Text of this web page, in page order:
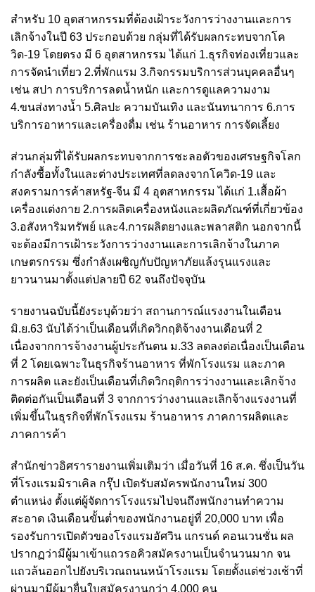
สำหรับ 10 อุตสาหกรรมที่ต้องเฝ้าระวังการว่างงานและการ
เลิกจ้างในปี 63 ประกอบด้วย กลุ่มที่ได้รับผลกระทบจากโค
วิด-19 โดยตรง มี 6 อุตสาหกรรม ได้แก่ 1.ธุรกิจท่องเที่ยวและ
การจัดนําเที่ยว 2.ที่พักแรม 3.กิจกรรมบริการส่วนบุคคลอื่นๆ
เช่น สปา การบริการลดน้ำหนัก และการดูแลความงาม
4.ขนส่งทางน้ำ 5.ศิลปะ ความบันเทิง และนันทนาการ 6.การ
บริการอาหารและเครื่องดื่ม เช่น ร้านอาหาร การจัดเลี้ยง
ส่วนกลุ่มที่ได้รับผลกระทบจากการชะลอตัวของเศรษฐกิจโลก
กำลังซื้อทั้งในและต่างประเทศที่ลดลงจากโควิด-19 และ
สงครามการค้าสหรัฐ-จีน มี 4 อุตสาหกรรม ได้แก่ 1.เสื้อผ้า
เครื่องแต่งกาย 2.การผลิตเครื่องหนังและผลิตภัณฑ์ที่เกี่ยวข้อง
3.อสังหาริมทรัพย์ และ4.การผลิตยางและพลาสติก นอกจากนี้
จะต้องมีการเฝ้าระวังการว่างงานและการเลิกจ้างในภาค
เกษตรกรรม ซึ่งกำลังเผชิญกับปัญหาภัยแล้งรุนแรงและ
ยาวนานมาตั้งแต่ปลายปี 62 จนถึงปัจจุบัน
รายงานฉบับนี้ยังระบุด้วยว่า สถานการณ์แรงงานในเดือน
มิ.ย.63 นับได้ว่าเป็นเดือนที่เกิดวิกฤติจ้างงานเดือนที่ 2
เนื่องจากการจ้างงานผู้ประกันตน ม.33 ลดลงต่อเนื่องเป็นเดือน
ที่ 2 โดยเฉพาะในธุรกิจร้านอาหาร ที่พักโรงแรม และภาค
การผลิต และยังเป็นเดือนที่เกิดวิกฤติการว่างงานและเลิกจ้าง
ติดต่อกันเป็นเดือนที่ 3 จากการว่างงานและเลิกจ้างแรงงานที่
เพิ่มขึ้นในธุรกิจที่พักโรงแรม ร้านอาหาร ภาคการผลิตและ
ภาคการค้า
สำนักข่าวอิศรารายงานเพิ่มเติมว่า เมื่อวันที่ 16 ส.ค. ซึ่งเป็นวัน
ที่โรงแรมมิราเคิล กรุ๊ป เปิดรับสมัครพนักงานใหม่ 300
ตำแหน่ง ตั้งแต่ผู้จัดการโรงแรมไปจนถึงพนักงานทำความ
สะอาด เงินเดือนขั้นต่ำของพนักงานอยู่ที่ 20,000 บาท เพื่อ
รองรับการเปิดตัวของโรงแรมอัศวิน แกรนด์ คอนเวนชั่น ผล
ปรากฏว่ามีผู้มาเข้าแถวรอคิวสมัครงานเป็นจำนวนมาก จน
แถวล้นออกไปยังบริเวณถนนหน้าโรงแรม โดยตั้งแต่ช่วงเช้าที่
ผ่านมามีผู้มายื่นใบสมัครงานกว่า 4,000 คน